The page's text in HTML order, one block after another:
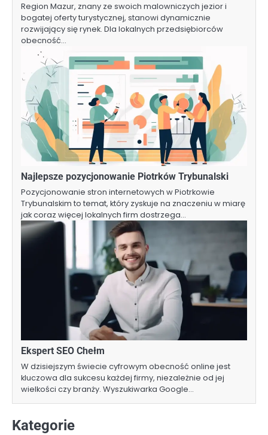
Region Mazur, znany ze swoich malowniczych jezior i
bogatej oferty turystycznej, stanowi dynamicznie
rozwijający się rynek. Dla lokalnych przedsiębiorców
obecność…
Najlepsze pozycjonowanie Piotrków Trybunalski
Pozycjonowanie stron internetowych w Piotrkowie
Trybunalskim to temat, który zyskuje na znaczeniu w miarę
jak coraz więcej lokalnych firm dostrzega…
Ekspert SEO Chełm
W dzisiejszym świecie cyfrowym obecność online jest
kluczowa dla sukcesu każdej firmy, niezależnie od jej
wielkości czy branży. Wyszukiwarka Google…
Kategorie